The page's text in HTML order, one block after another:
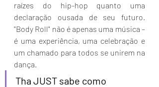
raízes do hip-hop quanto uma
declaração ousada de seu futuro.
"Body Roll" não é apenas uma música –
é uma experiência, uma celebração e
um chamado para todos se unirem na
dança.
Tha JUST sabe como